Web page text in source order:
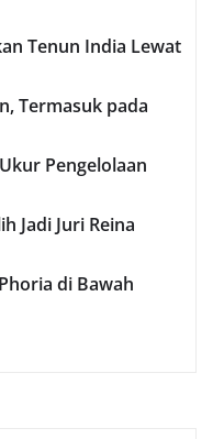
Tenun India Lewat
Termasuk pada
Pengelolaan
Jadi Juri Reina
di Bawah